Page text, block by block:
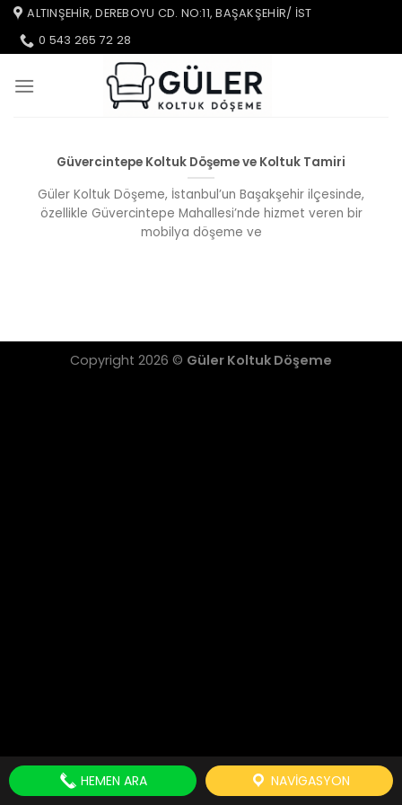
İçeriğe
atla
ALTINŞEHIR, DEREBOYU CD. NO:11, BAŞAKŞEHIR/ IST
0 543 265 72 28
Güvercintepe Koltuk Döşeme ve Koltuk Tamiri
Güler Koltuk Döşeme, İstanbul’un Başakşehir ilçesinde,
özellikle Güvercintepe Mahallesi’nde hizmet veren bir
mobilya döşeme ve
Copyright 2026 © Güler Koltuk Döşeme
HEMEN ARA NAVIGASYON